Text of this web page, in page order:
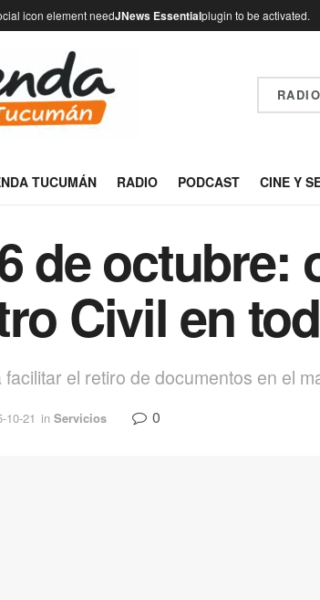
icon element needJNews Essentialplugin to be activated.
TUCUMÁN RADIO PODCAST CINE Y
de octubre:
Civil en
el retiro de documentos en el
10-21 in Servicios 0